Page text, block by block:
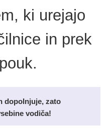
ki urejajo
in prek
dopolnjuje, zato
vodiča!